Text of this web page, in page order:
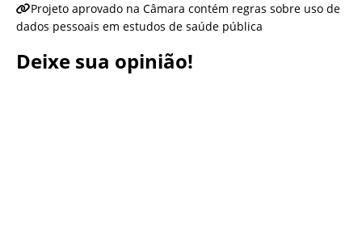
Projeto aprovado na Câmara contém regras sobre uso de
dados pessoais em estudos de saúde pública
Deixe sua opinião!